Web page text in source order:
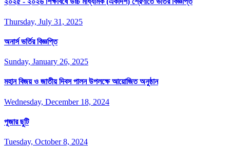
Thursday, July 31, 2025
অনার্স ভর্তির বিজ্ঞপ্তি
Sunday, January 26, 2025
মহান বিজয় ও জাতীয় দিবস পালন উপলক্ষে আয়োজিত অনুষ্ঠান
Wednesday, December 18, 2024
পূজার ছুটি
Tuesday, October 8, 2024